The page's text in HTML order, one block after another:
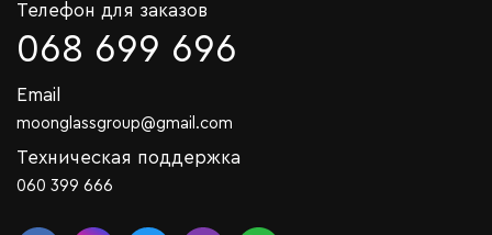
Телефон для заказов
068 699 696
Email
moonglassgroup@gmail.com
Техническая поддержка
060 399 666